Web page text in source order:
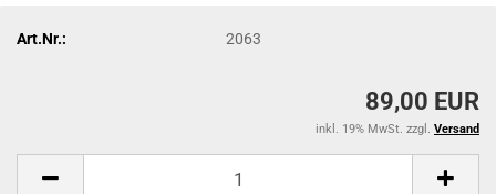
Art.Nr.: 2063
89,00 EUR
inkl. 19% MwSt. zzgl. Versand